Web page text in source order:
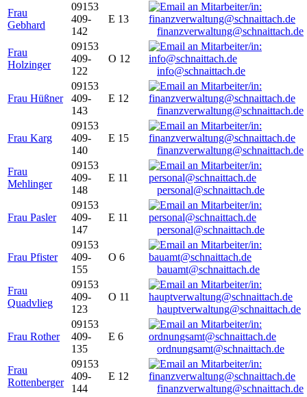
Frau
Gebhard
09153
409-
142
E 13
finanzverwaltung@schnaittach.de
Frau
Holzinger
09153
409-
122
O 12
info@schnaittach.de
Frau Hüßner
09153
409-
143
E 12
finanzverwaltung@schnaittach.de
Frau Karg
09153
409-
140
E 15
finanzverwaltung@schnaittach.de
Frau
Mehlinger
09153
409-
148
E 11
personal@schnaittach.de
Frau Pasler
09153
409-
147
E 11
personal@schnaittach.de
Frau Pfister
09153
409-
155
O 6
bauamt@schnaittach.de
Frau
Quadvlieg
09153
409-
123
O 11
hauptverwaltung@schnaittach.de
Frau Rother
09153
409-
135
E 6
ordnungsamt@schnaittach.de
Frau
Rottenberger
09153
409-
144
E 12
finanzverwaltung@schnaittach.de